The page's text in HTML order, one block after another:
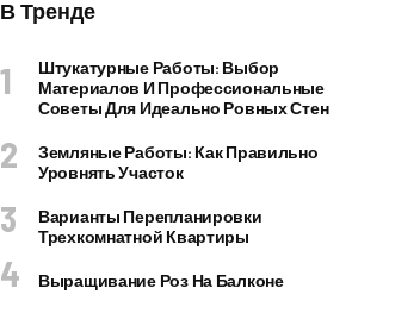
В Тренде
Штукатурные Работы: Выбор
Материалов И Профессиональные
Советы Для Идеально Ровных Стен
Земляные Работы: Как Правильно
Уровнять Участок
Варианты Перепланировки
Трехкомнатной Квартиры
Выращивание Роз На Балконе